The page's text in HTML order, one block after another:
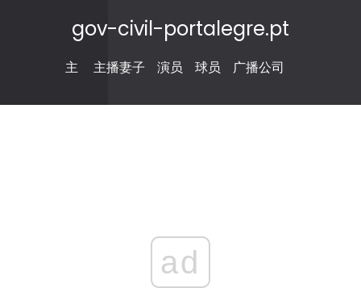
gov-civil-portalegre.pt
主 主播妻子 演员 球员 广播公司
ad